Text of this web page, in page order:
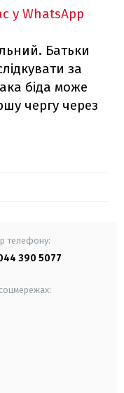
у WhatsApp
Батьки
за
біда може
чергу через
телефону:
390 5077